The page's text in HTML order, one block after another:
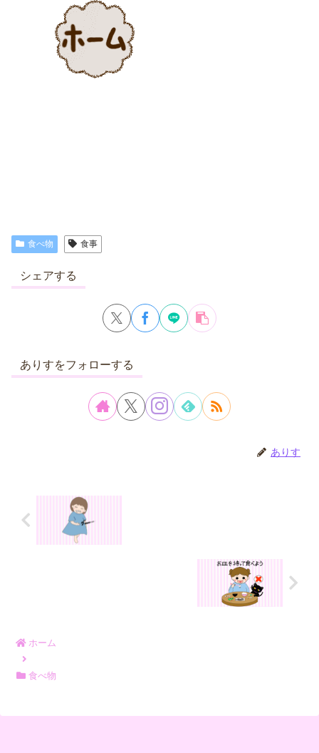
食べ物 食事
シェアする
ありすをフォローする
ありす
ホーム
食べ物